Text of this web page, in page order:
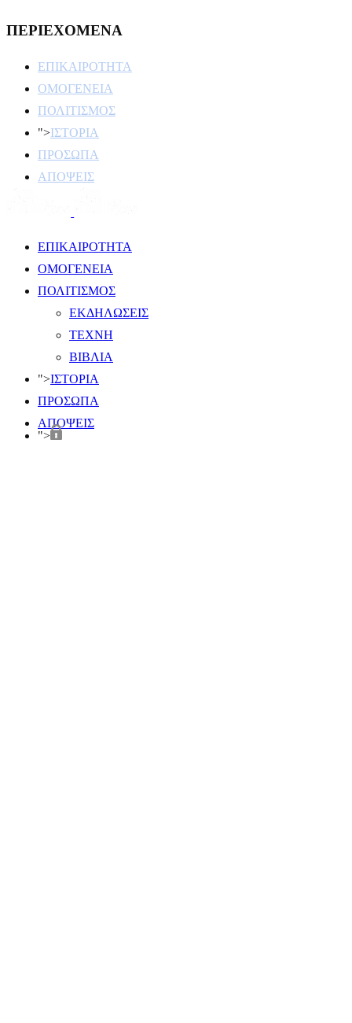
ΠΕΡΙΕΧΟΜΕΝΑ
ΕΠΙΚΑΙΡΟΤΗΤΑ
ΟΜΟΓΕΝΕΙΑ
ΠΟΛΙΤΙΣΜΟΣ
">ΙΣΤΟΡΙΑ
ΠΡΟΣΩΠΑ
ΑΠΟΨΕΙΣ
ΕΠΙΚΑΙΡΟΤΗΤΑ
ΟΜΟΓΕΝΕΙΑ
ΠΟΛΙΤΙΣΜΟΣ
ΕΚΔΗΛΩΣΕΙΣ
ΤΕΧΝΗ
ΒΙΒΛΙΑ
">ΙΣΤΟΡΙΑ
ΠΡΟΣΩΠΑ
ΑΠΟΨΕΙΣ
">